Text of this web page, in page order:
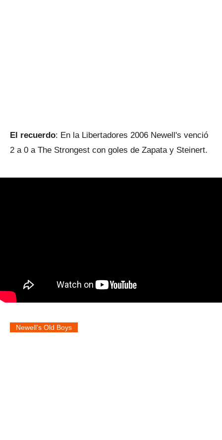
El recuerdo: En la Libertadores 2006 Newell's venció
2 a 0 a The Strongest con goles de Zapata y Steinert.
Newell’s Old Boys